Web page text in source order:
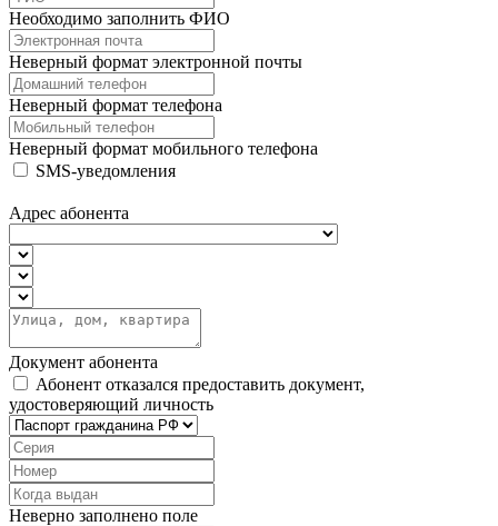
Необходимо заполнить ФИО
Неверный формат электронной почты
Неверный формат телефона
Неверный формат мобильного телефона
SMS-уведомления
Адрес абонента
Документ абонента
Абонент отказался предоставить документ,
удостоверяющий личность
Неверно заполнено поле